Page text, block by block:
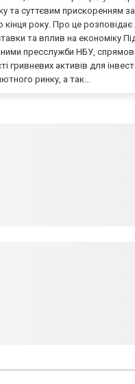
та суттєвим прискоренням
кінця року. Про це
та вплив на економіку
пресслужби НБУ,
гривневих активів для
ринку, а так...